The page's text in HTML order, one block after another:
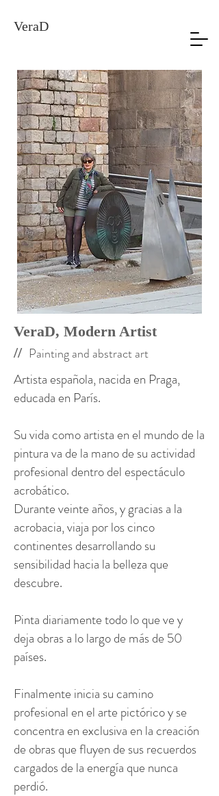
VeraD
VeraD, Modern Artist
// Painting and abstract art
Artista española, nacida en Praga,
educada en París.
Su vida como artista en el mundo de la
pintura va de la mano de su actividad
profesional dentro del espectáculo
acrobático.
Durante veinte años, y gracias a la
acrobacia, viaja por los cinco
continentes desarrollando su
sensibilidad hacia la belleza que
descubre.
Pinta diariamente todo lo que ve y
deja obras a lo largo de más de 50
países.
Finalmente inicia su camino
profesional en el arte pictórico y se
concentra en exclusiva en la creación
de obras que fluyen de sus recuerdos
cargados de la energía que nunca
perdió.